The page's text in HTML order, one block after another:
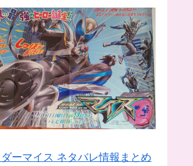
ーマイス ネタバレ情報まとめ